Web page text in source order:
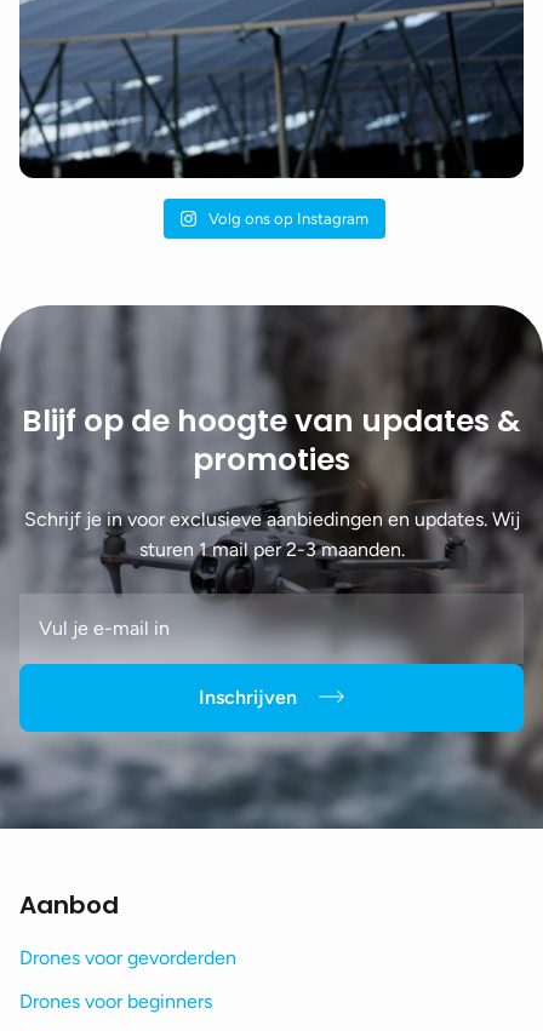
Volg ons op Instagram
Blijf op de hoogte van updates &
promoties
Schrijf je in voor exclusieve aanbiedingen en updates. Wij
sturen 1 mail per 2-3 maanden.
Inschrijven
Aanbod
Drones voor gevorderden
Drones voor beginners